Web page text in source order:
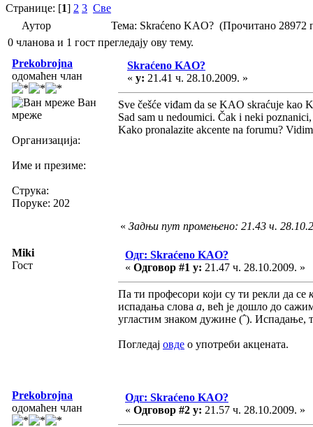
Странице: [1] 2 3 Све
Аутор
Тема: Skraćeno KAO? (Прочитано 28972
0 чланова и 1 гост прегледају ову тему.
Prekobrojna
одомаћен члан
Ван
мреже
Организација:
Име и презиме:
Струка:
Поруке: 202
Skraćeno KAO?
« у: 21.41 ч. 28.10.2009. »
Sve češće viđam da se KAO skraćuje kao
Sad sam u nedoumici. Čak i neki
Kako pronalazite akcente na forumu?
« Задњи пут промењено: 21.43 ч.
Miki
Гост
Одг: Skraćeno KAO?
« Одговор #1 у: 21.47 ч. 28.10.2009. »
Па ти професори који су ти рекли да се
испадања слова а, већ је дошло до
угластим знаком дужине (ˆ). Испадање,
Погледај овде о употреби акцената.
Prekobrojna
одомаћен члан
Одг: Skraćeno KAO?
« Одговор #2 у: 21.57 ч. 28.10.2009. »